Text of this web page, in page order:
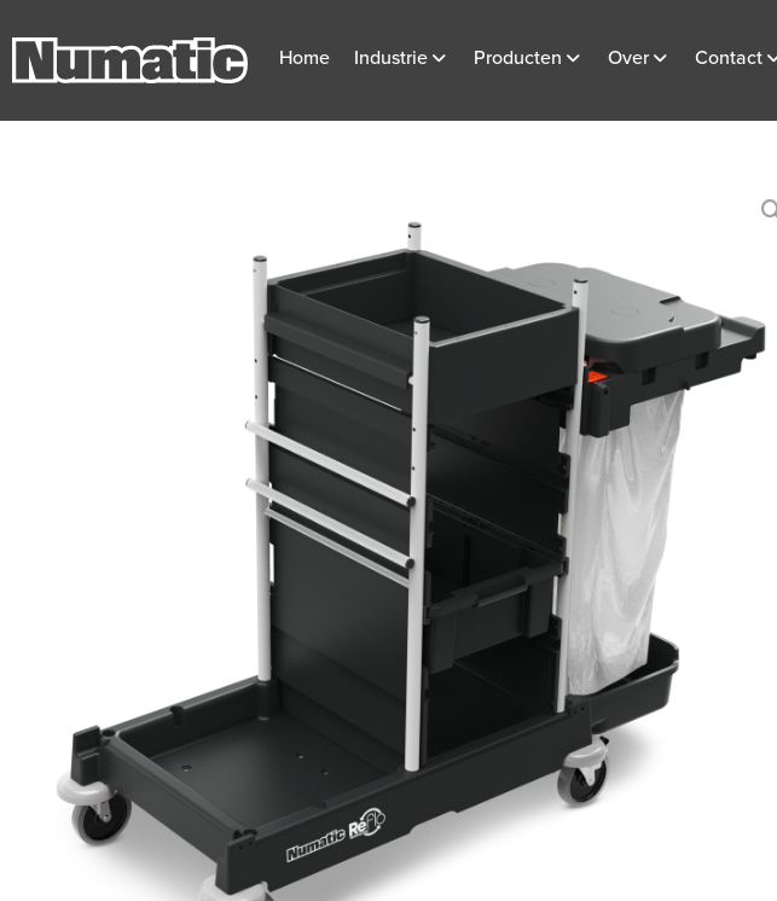
Home Industrie Producten Over Contact